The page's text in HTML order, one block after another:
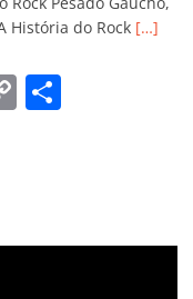
História do Rock […]
C
Li ar